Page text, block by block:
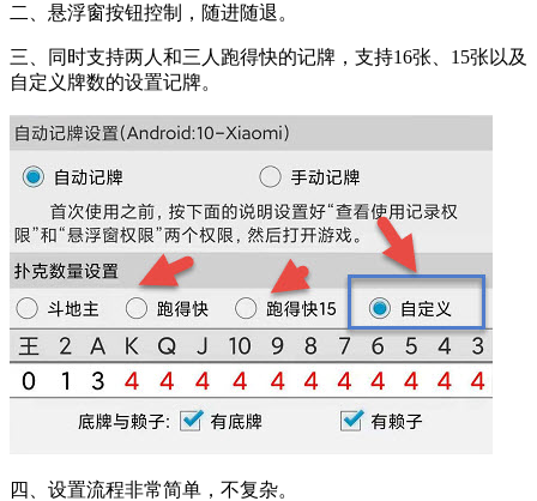
二、悬浮窗按钮控制，随进随退。
三、同时支持两人和三人跑得快的记牌，支持16张、15张以及
自定义牌数的设置记牌。
四、设置流程非常简单，不复杂。